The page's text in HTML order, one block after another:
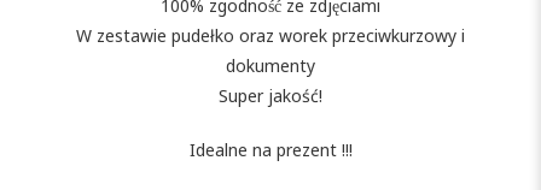
100% zgodność ze zdjęciami
W zestawie pudełko oraz worek przeciwkurzowy i
dokumenty
Super jakość!
Idealne na prezent !!!